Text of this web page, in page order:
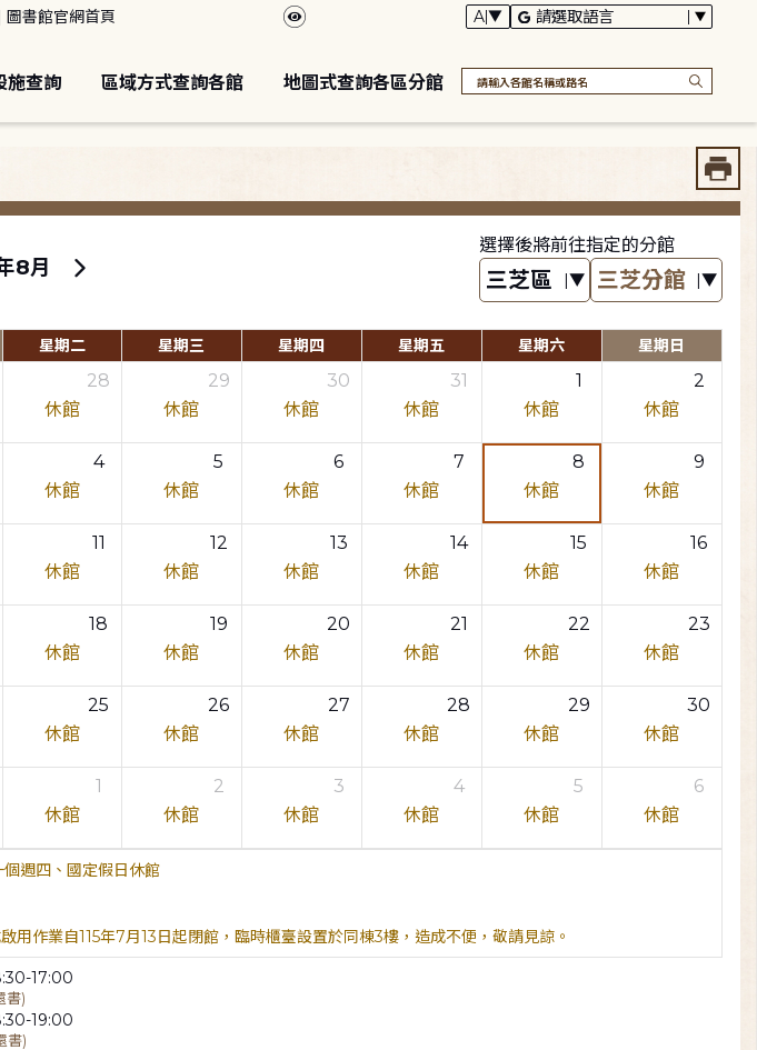
圖書館官網首頁
施查詢 區域方式查詢各館 地圖式查詢各區分館
8月
選擇後將前往指定的分館
星期二 星期三 星期四 星期五 星期六 星期日
28
休館
29
休館
30
休館
31
休館
1
休館
2
休館
4
休館
5
休館
6
休館
7
休館
8
休館
9
休館
11
休館
12
休館
13
休館
14
休館
15
休館
16
休館
18
休館
19
休館
20
休館
21
休館
22
休館
23
休館
25
休館
26
休館
27
休館
28
休館
29
休館
30
休館
1
休館
2
休館
3
休館
4
休館
5
休館
6
休館
週四、國定假日休館
用作業自115年7月13日起閉館，臨時櫃臺設置於同棟3樓，造成不便，敬請見諒。
17:00
書)
19:00
書)